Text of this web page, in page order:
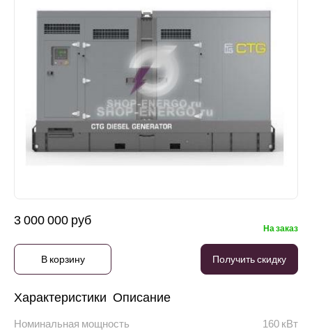
3 000 000 руб
На заказ
В корзину Получить скидку
Характеристики Описание
Номинальная мощность
160 кВт